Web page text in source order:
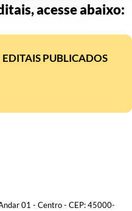
acesse abaixo:
EDITAIS PUBLICADOS
01 - Centro - CEP: 45000-